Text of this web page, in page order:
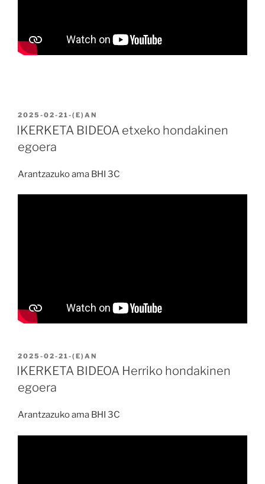
2025-02-21-(E)AN
IKERKETA BIDEOA etxeko hondakinen
egoera
Arantzazuko ama BHI 3C
2025-02-21-(E)AN
IKERKETA BIDEOA Herriko hondakinen
egoera
Arantzazuko ama BHI 3C